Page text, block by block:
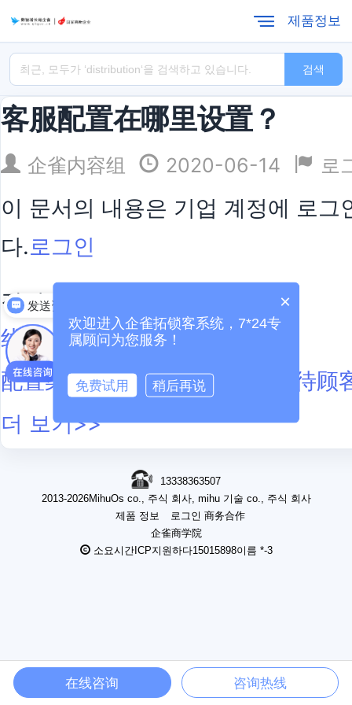
제품정보
검색
客服配置在哪里设置？
企雀内容组 2020-06-14 로
이 문서의 내용은 기업 계정에 로그
다.로그인
장시간 독서:
线上咨询分配规则
配置渠道人员/员工是否自己接待顾
더 보기>>
13338363507
2013-2026MihuOs co., 주식 회사, mihu 기술 co., 주식 회사
제품 정보
로그인 商务合作
企雀商学院
소요시간ICP지원하다15015898이름 *-3
发送资料 ×
欢迎进入企雀拓锁客系统，7*24专
属顾问为您服务！
免费试用 稍后再说
在线咨询 咨询热线